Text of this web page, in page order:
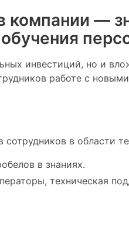
компании —
инвестиций, но и
работе с
в области
в знаниях.
техническая